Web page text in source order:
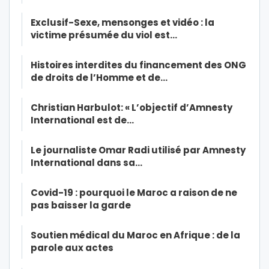
Exclusif-Sexe, mensonges et vidéo : la
victime présumée du viol est…
Histoires interdites du financement des ONG
de droits de l’Homme et de…
Christian Harbulot: « L’objectif d’Amnesty
International est de…
Le journaliste Omar Radi utilisé par Amnesty
International dans sa…
Covid-19 : pourquoi le Maroc a raison de ne
pas baisser la garde
Soutien médical du Maroc en Afrique : de la
parole aux actes